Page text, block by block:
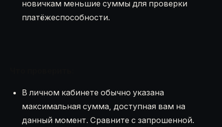
новичкам меньшие суммы для проверки
платёжеспособности.
В личном кабинете обычно указана
максимальная сумма, доступная вам на
данный момент. Сравните с запрошенной.